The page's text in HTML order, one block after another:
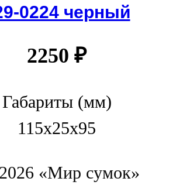
0224 черный
2250 ₽
Габариты (мм)
115x25x95
«Мир сумок»